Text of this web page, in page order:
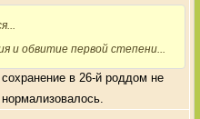
и обвитие первой степени...
в 26-й роддом не